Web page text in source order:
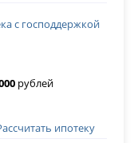
с господдержкой
рублей
ипотеку